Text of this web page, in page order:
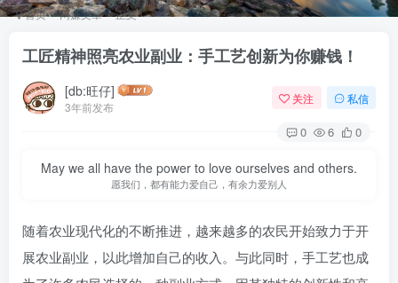
首页 网赚文章 正文
工匠精神照亮农业副业：手工艺创新为你赚钱！
[db:旺仔]
3年前发布
关注 私信
0 6 0
May we all have the power to love ourselves and others.
愿我们，都有能力爱自己，有余力爱别人
随着农业现代化的不断推进，越来越多的农民开始致力于开
展农业副业，以此增加自己的收入。与此同时，手工艺也成